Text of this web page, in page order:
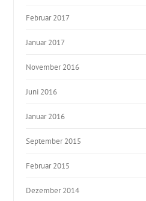
Februar 2017
Januar 2017
November 2016
Juni 2016
Januar 2016
September 2015
Februar 2015
Dezember 2014